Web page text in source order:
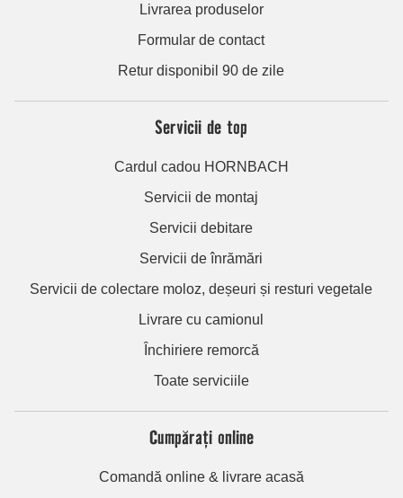
Livrarea produselor
Formular de contact
Retur disponibil 90 de zile
Servicii de top
Cardul cadou HORNBACH
Servicii de montaj
Servicii debitare
Servicii de înrămări
Servicii de colectare moloz, deșeuri și resturi vegetale
Livrare cu camionul
Închiriere remorcă
Toate serviciile
Cumpărați online
Comandă online & livrare acasă